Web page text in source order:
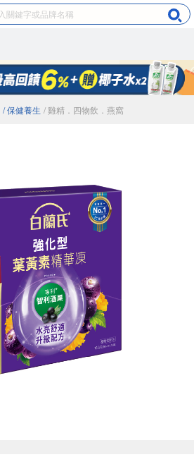
/ 保健養生 / 雞精．四物飲．燕窩